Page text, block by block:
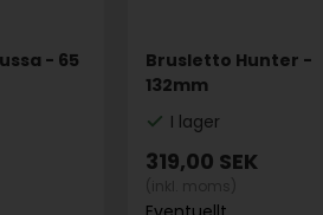
- 65
Brusletto Hunter -
132mm
I lager
319,00 SEK